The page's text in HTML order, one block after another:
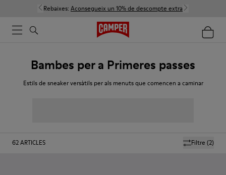
Rebaixes: Aconsegueix un 10% de descompte extra
Bambes per a Primeres passes
Estils de sneaker versàtils per als menuts que comencen a caminar
Filtre (2)
62ARTICLES